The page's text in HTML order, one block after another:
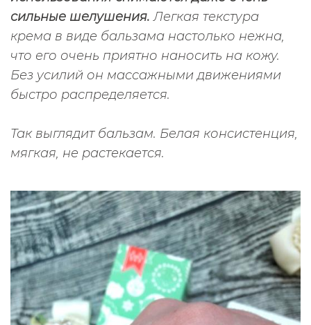
сильные шелушения.Легкая текстура
крема в виде бальзама настолько нежна,
что его очень приятно наносить на кожу.
Без усилий он массажными движениями
быстро распределяется.
Так выглядит бальзам. Белая консистенция,
мягкая, не растекается.